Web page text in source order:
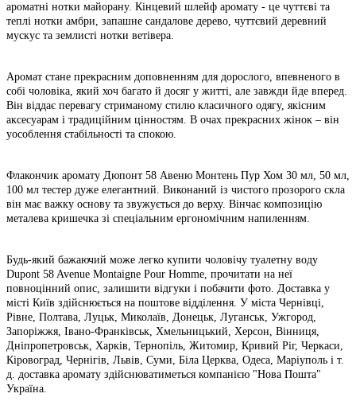
ароматні нотки майорану. Кінцевий шлейф аромату - це чуттєві та
теплі нотки амбри, запашне сандалове дерево, чуттєвий деревний
мускус та землисті нотки ветівера.
Аромат стане прекрасним доповненням для дорослого, впевненого в
собі чоловіка, який хоч багато й досяг у житті, але завжди йде вперед.
Він віддає перевагу стриманому стилю класичного одягу, якісним
аксесуарам і традиційним цінностям. В очах прекрасних жінок – він
уособлення стабільності та спокою.
Флакончик аромату Дюпонт 58 Авеню Монтень Пур Хом 30 мл, 50 мл,
100 мл тестер дуже елегантний. Виконаний із чистого прозорого скла
він має важку основу та звужується до верху. Вінчає композицію
металева кришечка зі спеціальним ергономічним напиленням.
Будь-який бажаючий може легко купити чоловічу туалетну воду
Dupont 58 Avenue Montaigne Pour Homme, прочитати на неї
повноцінний опис, залишити відгуки і побачити фото. Доставка у
місті Київ здійснюється на поштове відділення. У міста Чернівці,
Рівне, Полтава, Луцьк, Миколаїв, Донецьк, Луганськ, Ужгород,
Запоріжжя, Івано-Франківськ, Хмельницький, Херсон, Вінниця,
Дніпропетровськ, Харків, Тернопіль, Житомир, Кривий Ріг, Черкаси,
Кіровоград, Чернігів, Львів, Суми, Біла Церква, Одеса, Маріуполь і т.
д. доставка аромату здійснюватиметься компанією "Нова Пошта"
Україна.